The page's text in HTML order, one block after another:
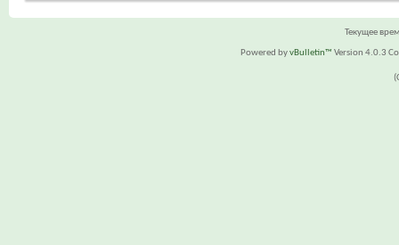
Текущее
Powered byvBulletin™ Version 4.0.3